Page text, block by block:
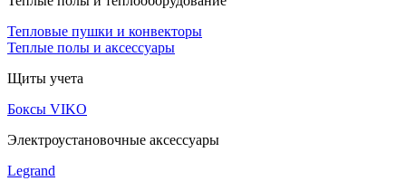
Тепловые пушки и конвекторы
Теплые полы и аксессуары
Щиты учета
Боксы VIKO
Электроустановочные аксессуары
Legrand